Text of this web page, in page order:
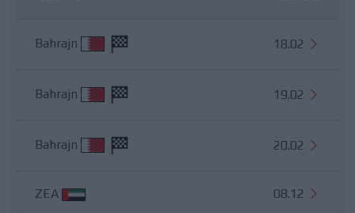
Bahrajn 18.02
Bahrajn 19.02
Bahrajn 20.02
ZEA 08.12